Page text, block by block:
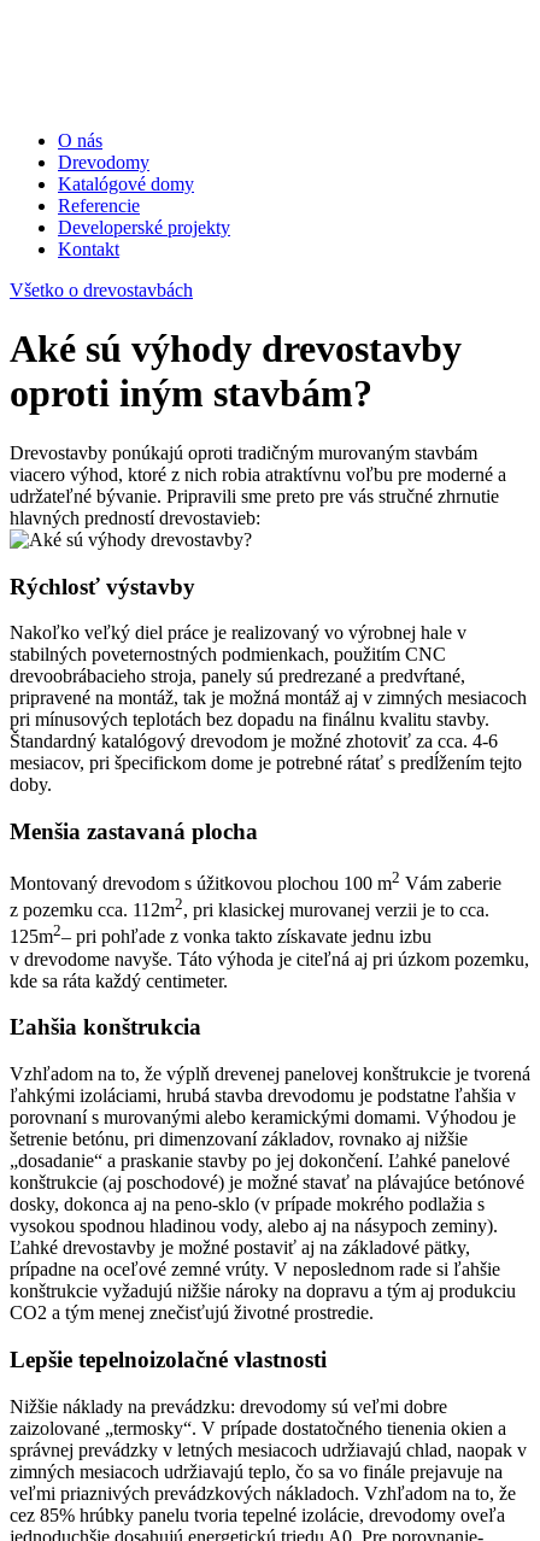
O nás
Drevodomy
Katalógové domy
Referencie
Developerské projekty
Kontakt
Všetko o drevostavbách
Aké sú výhody drevostavby
oproti iným stavbám?
​Drevostavby ponúkajú oproti tradičným murovaným stavbám
viacero výhod, ktoré z nich robia atraktívnu voľbu pre moderné a
udržateľné bývanie. Pripravili sme preto pre vás stručné zhrnutie
hlavných predností drevostavieb​:
Rýchlosť výstavby
Nakoľko veľký diel práce je realizovaný vo výrobnej hale v
stabilných poveternostných podmienkach, použitím CNC
drevoobrábacieho stroja, panely sú predrezané a predvŕtané,
pripravené na montáž, tak je možná montáž aj v zimných mesiacoch
pri mínusových teplotách bez dopadu na finálnu kvalitu stavby.
Štandardný katalógový drevodom je možné zhotoviť za cca. 4-6
mesiacov, pri špecifickom dome je potrebné rátať s predĺžením tejto
doby.
Menšia zastavaná plocha
Montovaný drevodom s úžitkovou plochou 100 m2 Vám zaberie
z pozemku cca. 112m2, pri klasickej murovanej verzii je to cca.
125m2– pri pohľade z vonka takto získavate jednu izbu
v drevodome navyše. Táto výhoda je citeľná aj pri úzkom pozemku,
kde sa ráta každý centimeter.
Ľahšia konštrukcia
Vzhľadom na to, že výplň drevenej panelovej konštrukcie je tvorená
ľahkými izoláciami, hrubá stavba drevodomu je podstatne ľahšia v
porovnaní s murovanými alebo keramickými domami. Výhodou je
šetrenie betónu, pri dimenzovaní základov, rovnako aj nižšie
„dosadanie“ a praskanie stavby po jej dokončení. Ľahké panelové
konštrukcie (aj poschodové) je možné stavať na plávajúce betónové
dosky, dokonca aj na peno-sklo (v prípade mokrého podlažia s
vysokou spodnou hladinou vody, alebo aj na násypoch zeminy).
Ľahké drevostavby je možné postaviť aj na základové pätky,
prípadne na oceľové zemné vrúty. V neposlednom rade si ľahšie
konštrukcie vyžadujú nižšie nároky na dopravu a tým aj produkciu
CO2 a tým menej znečisťujú životné prostredie.
Lepšie tepelnoizolačné vlastnosti
Nižšie náklady na prevádzku: drevodomy sú veľmi dobre
zaizolované „termosky“. V prípade dostatočného tienenia okien a
správnej prevádzky v letných mesiacoch udržiavajú chlad, naopak v
zimných mesiacoch udržiavajú teplo, čo sa vo finále prejavuje na
veľmi priaznivých prevádzkových nákladoch. Vzhľadom na to, že
cez 85% hrúbky panelu tvoria tepelné izolácie, drevodomy oveľa
jednoduchšie dosahujú energetickú triedu A0. Pre porovnanie-